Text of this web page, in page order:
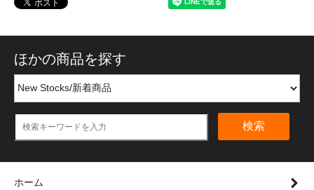
ほかの商品を探す
検索
ホーム